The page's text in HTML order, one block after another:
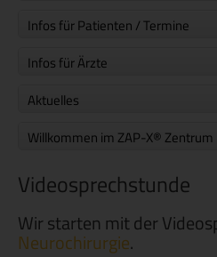
Infos für Patienten / Termine
Infos für Ärzte
Aktuelles
Willkommen im ZAP-X® Zentrum
Videosprechstunde
Wir starten mit der
Neurochirurgie.